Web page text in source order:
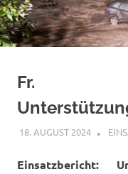
springen
Fr.
18. AUGUST 2024